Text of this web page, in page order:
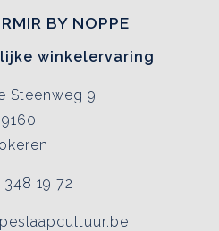
BY NOPPE
winkelervaring
Steenweg 9
9160
348 19 72